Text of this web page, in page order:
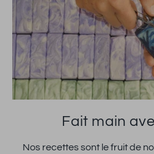
Fait main
Nos recettes sont le fruit de